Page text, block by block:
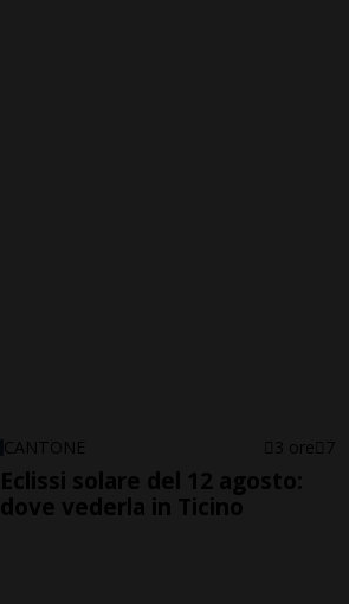
CANTONE 3 ore 7
Eclissi solare del 12 agosto:
dove vederla in Ticino